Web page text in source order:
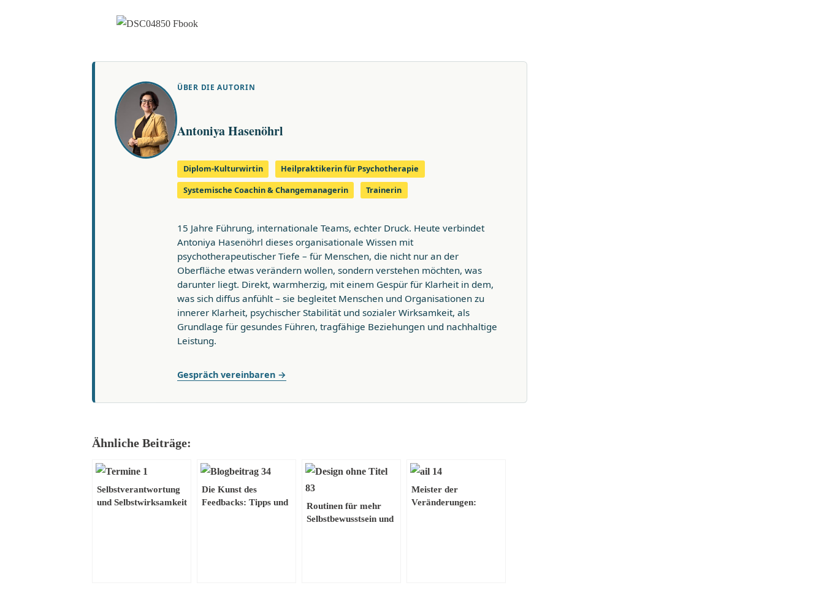
ÜBER DIE AUTORIN
Antoniya Hasenöhrl
Diplom-Kulturwirtin
Heilpraktikerin für Psychotherapie
Systemische Coachin & Changemanagerin
Trainerin
15 Jahre Führung, internationale Teams, echter Druck. Heute verbindet
Antoniya Hasenöhrl dieses organisationale Wissen mit
psychotherapeutischer Tiefe – für Menschen, die nicht nur an der
Oberfläche etwas verändern wollen, sondern verstehen möchten, was
darunter liegt. Direkt, warmherzig, mit einem Gespür für Klarheit in dem,
was sich diffus anfühlt – sie begleitet Menschen und Organisationen zu
innerer Klarheit, psychischer Stabilität und sozialer Wirksamkeit, als
Grundlage für gesundes Führen, tragfähige Beziehungen und nachhaltige
Leistung.
Gespräch vereinbaren →
Ähnliche Beiträge:
Selbstverantwortung
und Selbstwirksamkeit
Die Kunst des
Feedbacks: Tipps und
Routinen für mehr
Selbstbewusstsein und
Meister der
Veränderungen: